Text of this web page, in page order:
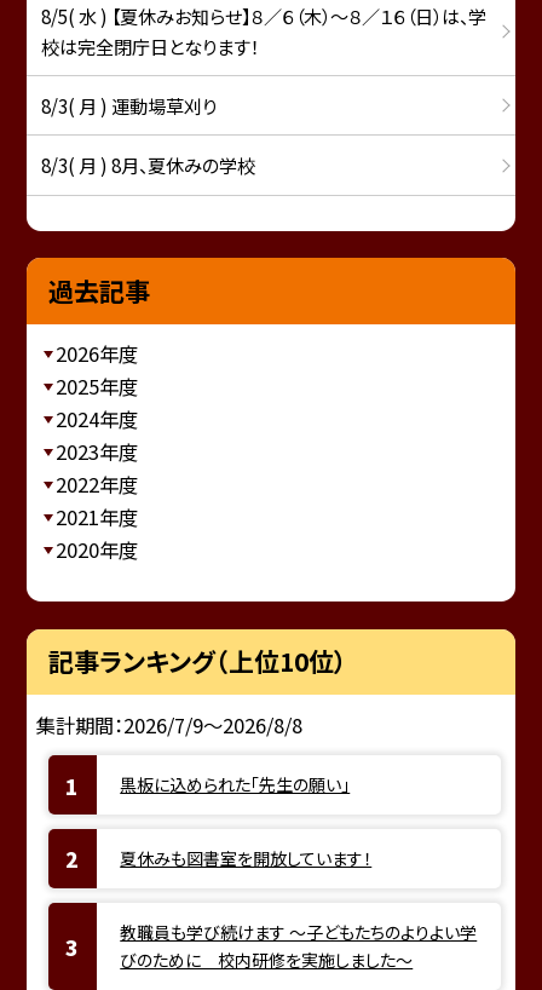
8/5( 水 ) 【夏休みお知らせ】８／６（木）～８／１６（日）は、学
校は完全閉庁日となります！
8/3( 月 ) 運動場草刈り
8/3( 月 ) 8月、夏休みの学校
過去記事
2026年度
2025年度
2024年度
2023年度
2022年度
2021年度
2020年度
記事ランキング（上位10位）
集計期間：2026/7/9～2026/8/8
黒板に込められた「先生の願い」
夏休みも図書室を開放しています！
教職員も学び続けます ～子どもたちのよりよい学
びのために 校内研修を実施しました～